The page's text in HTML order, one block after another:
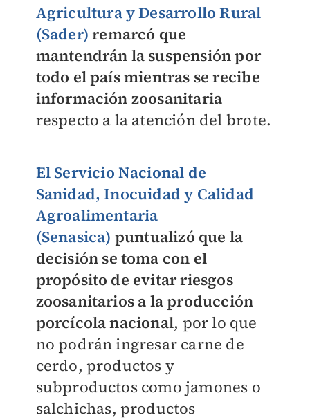
Agricultura y Desarrollo Rural
(Sader) remarcó que
mantendrán la suspensión por
todo el país mientras se recibe
información zoosanitaria
respecto a la atención del brote.
El Servicio Nacional de
Sanidad, Inocuidad y Calidad
Agroalimentaria
(Senasica) puntualizó que la
decisión se toma con el
propósito de evitar riesgos
zoosanitarios a la producción
porcícola nacional, por lo que
no podrán ingresar carne de
cerdo, productos y
subproductos como jamones o
salchichas, productos